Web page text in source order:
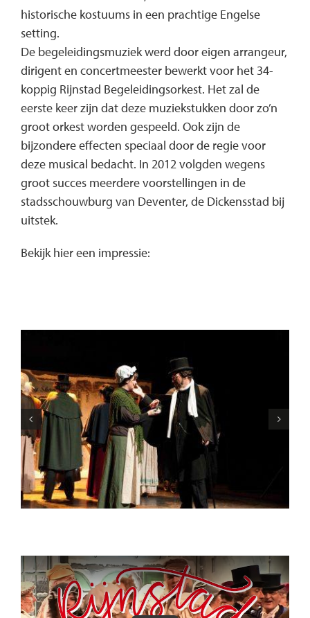
historische kostuums in een prachtige Engelse
setting.
De begeleidingsmuziek werd door eigen arrangeur,
dirigent en concertmeester bewerkt voor het 34-
koppig Rijnstad Begeleidingsorkest. Het zal de
eerste keer zijn dat deze muziekstukken door zo’n
groot orkest worden gespeeld. Ook zijn de
bijzondere effecten speciaal door de regie voor
deze musical bedacht. In 2012 volgden wegens
groot succes meerdere voorstellingen in de
stadsschouwburg van Deventer, de Dickensstad bij
uitstek.
Bekijk hier een impressie: